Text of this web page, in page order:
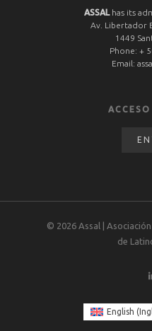
ASSALhas its
Av. Libertador
1449
Phone: +
Email:
© 2026 Assal |
de
English (